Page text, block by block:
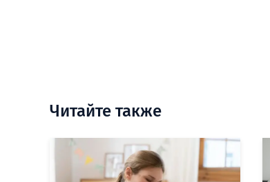
Читайте также